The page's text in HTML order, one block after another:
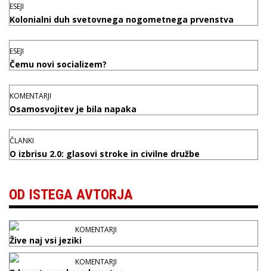
ESEJI
Kolonialni duh svetovnega nogometnega prvenstva
ESEJI
Čemu novi socializem?
KOMENTARJI
Osamosvojitev je bila napaka
ČLANKI
O izbrisu 2.0: glasovi stroke in civilne družbe
OD ISTEGA AVTORJA
KOMENTARJI
Žive naj vsi jeziki
KOMENTARJI